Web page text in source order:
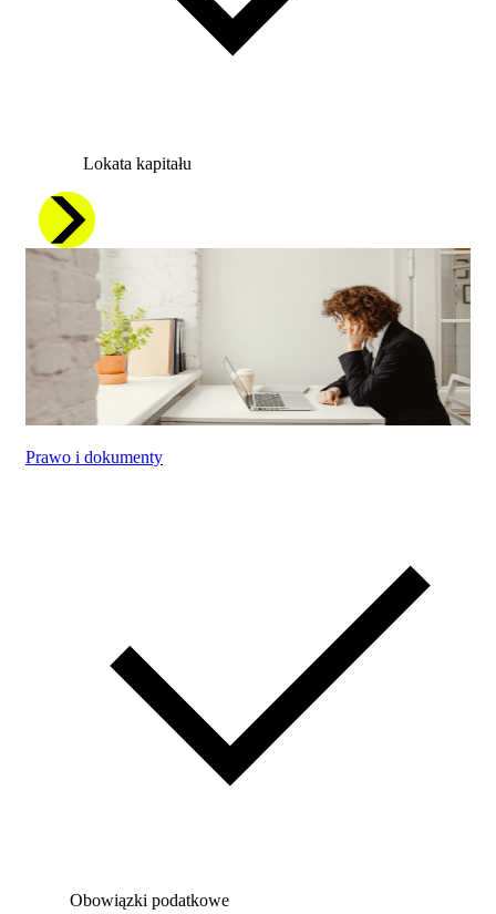
Lokata kapitału
Prawo i dokumenty
Obowiązki podatkowe